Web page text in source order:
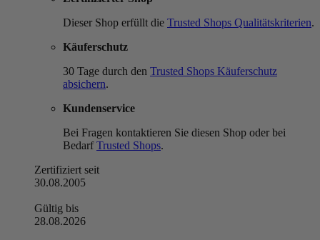
Dieser Shop erfüllt die Trusted Shops Qualitätskriterien.
Käuferschutz
30 Tage durch den Trusted Shops Käuferschutz
absichern.
Kundenservice
Bei Fragen kontaktieren Sie diesen Shop oder bei
BedarfTrusted Shops.
Zertifiziert seit
30.08.2005
Gültig bis
28.08.2026